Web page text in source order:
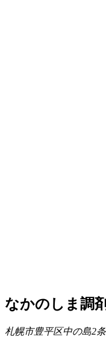
なかのしま調
札幌市豊平区中の島2